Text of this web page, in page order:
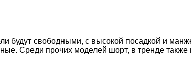
будут свободными, с высокой посадкой и
Среди прочих моделей шорт, в тренде также